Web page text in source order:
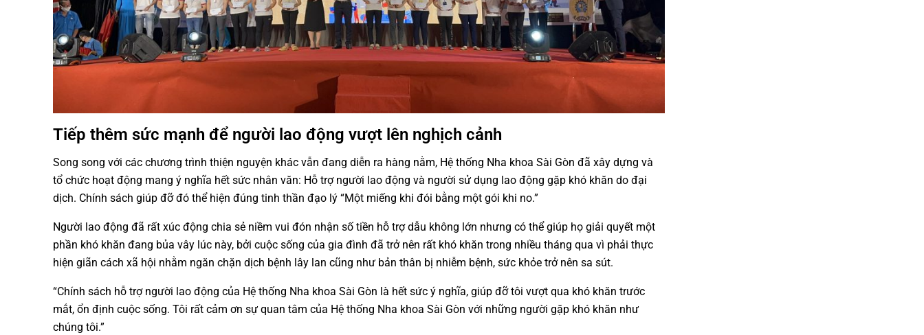
Tiếp thêm sức mạnh để người lao động vượt lên nghịch cảnh
Song song với các chương trình thiện nguyện khác vẫn đang diễn ra hàng nằm, Hệ thống Nha khoa Sài Gòn đã xây dựng và
tổ chức hoạt động mang ý nghĩa hết sức nhân văn: Hỗ trợ người lao động và người sử dụng lao động gặp khó khăn do đại
dịch. Chính sách giúp đỡ đó thể hiện đúng tinh thần đạo lý “Một miếng khi đói bằng một gói khi no.”
Người lao động đã rất xúc động chia sẻ niềm vui đón nhận số tiền hỗ trợ dẫu không lớn nhưng có thể giúp họ giải quyết một
phần khó khăn đang bủa vây lúc này, bởi cuộc sống của gia đình đã trở nên rất khó khăn trong nhiều tháng qua vì phải thực
hiện giãn cách xã hội nhằm ngăn chặn dịch bệnh lây lan cũng như bản thân bị nhiễm bệnh, sức khỏe trở nên sa sút.
“Chính sách hỗ trợ người lao động của Hệ thống Nha khoa Sài Gòn là hết sức ý nghĩa, giúp đỡ tôi vượt qua khó khăn trước
mắt, ổn định cuộc sống. Tôi rất cảm ơn sự quan tâm của Hệ thống Nha khoa Sài Gòn với những người gặp khó khăn như
chúng tôi.”